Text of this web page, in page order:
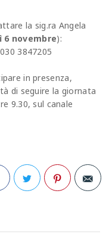
la sig.ra Angela
novembre):
3847205
in presenza,
di seguire la giornata
9.30, sul canale